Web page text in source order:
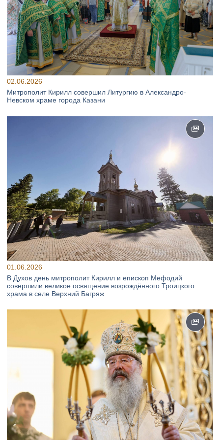
02.06.2026
Митрополит Кирилл совершил Литургию в Александро-
Невском храме города Казани
01.06.2026
В Духов день митрополит Кирилл и епископ Мефодий
совершили великое освящение возрождённого Троицкого
храма в селе Верхний Багряж